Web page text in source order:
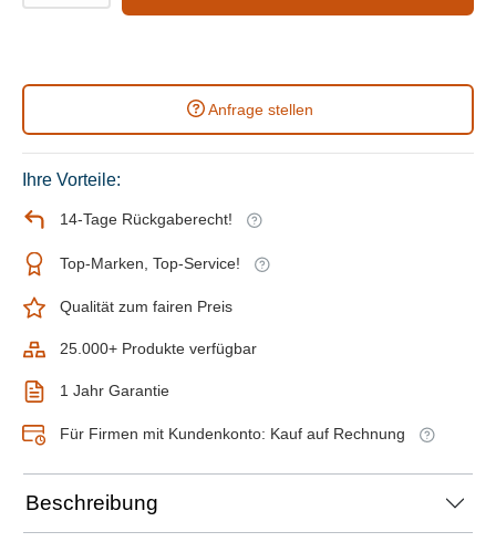
Anfrage stellen
Ihre Vorteile:
14-Tage Rückgaberecht!
Top-Marken, Top-Service!
Qualität zum fairen Preis
25.000+ Produkte verfügbar
1 Jahr Garantie
Für Firmen mit Kundenkonto: Kauf auf Rechnung
Beschreibung